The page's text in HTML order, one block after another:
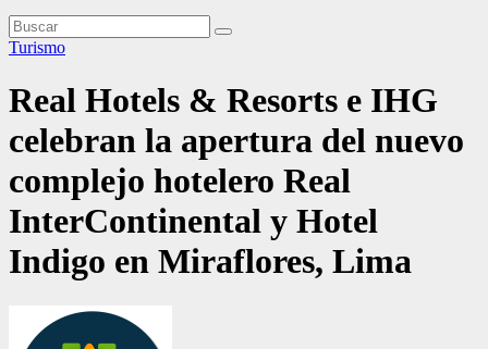
Turismo
Real Hotels & Resorts e IHG
celebran la apertura del nuevo
complejo hotelero Real
InterContinental y Hotel
Indigo en Miraflores, Lima